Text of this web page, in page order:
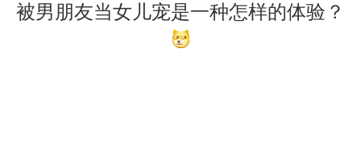
被男朋友当女儿宠是一种怎样的体验？